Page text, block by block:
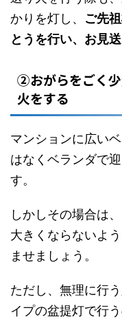
かりを灯し、 ご先
とうを行い、お見送
②おがらをごく
火をする
マンションに広い
はなくベランダで
す。
しかしその場合は
大きくならないよ
ませましょう。
ただし、無理に行
イプの盆提灯で行